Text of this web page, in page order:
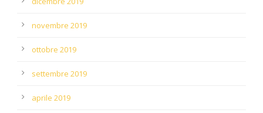
novembre 2019
ottobre 2019
settembre 2019
aprile 2019